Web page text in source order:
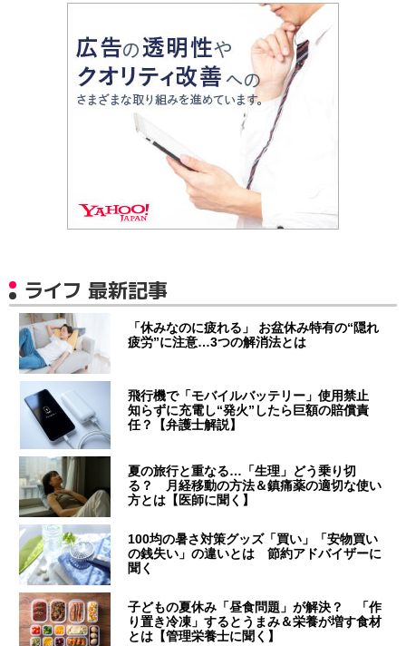
ライフ 最新記事
「休みなのに疲れる」 お盆休み特有の“隠れ
疲労”に注意…3つの解消法とは
飛行機で「モバイルバッテリー」使用禁止
知らずに充電し“発火”したら巨額の賠償責
任？【弁護士解説】
夏の旅行と重なる…「生理」どう乗り切
る？ 月経移動の方法＆鎮痛薬の適切な使い
方とは【医師に聞く】
100均の暑さ対策グッズ「買い」「安物買い
の銭失い」の違いとは 節約アドバイザーに
聞く
子どもの夏休み「昼食問題」が解決？ 「作
り置き冷凍」するとうまみ＆栄養が増す食材
とは【管理栄養士に聞く】